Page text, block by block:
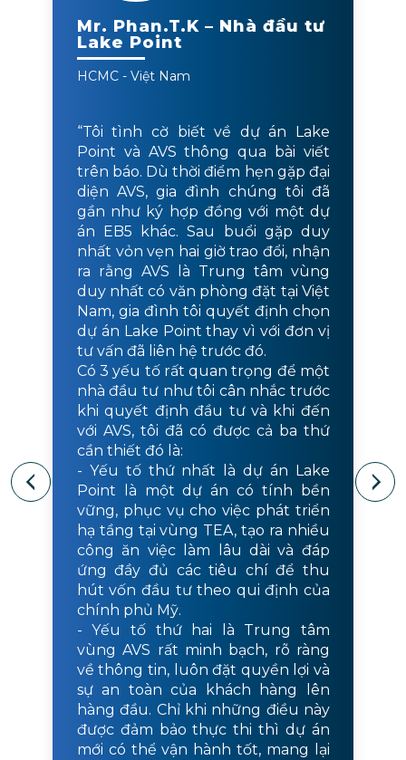
Mr. Phan.T.K – Nhà đầu tư
Lake Point
HCMC - Việt Nam
“Tôi tình cờ biết về dự án Lake
Point và AVS thông qua bài viết
trên báo. Dù thời điểm hẹn gặp đại
diện AVS, gia đình chúng tôi đã
gần như ký hợp đồng với một dự
án EB5 khác. Sau buổi gặp duy
nhất vỏn vẹn hai giờ trao đổi, nhận
ra rằng AVS là Trung tâm vùng
duy nhất có văn phòng đặt tại Việt
Nam, gia đình tôi quyết định chọn
dự án Lake Point thay vì với đơn vị
tư vấn đã liên hệ trước đó.
Có 3 yếu tố rất quan trọng để một
nhà đầu tư như tôi cân nhắc trước
khi quyết định đầu tư và khi đến
với AVS, tôi đã có được cả ba thứ
cần thiết đó là:
- Yếu tố thứ nhất là dự án Lake
Point là một dự án có tính bền
vững, phục vụ cho việc phát triển
hạ tầng tại vùng TEA, tạo ra nhiều
công ăn việc làm lâu dài và đáp
ứng đầy đủ các tiêu chí để thu
hút vốn đầu tư theo qui định của
chính phủ Mỹ.
- Yếu tố thứ hai là Trung tâm
vùng AVS rất minh bạch, rõ ràng
về thông tin, luôn đặt quyền lợi và
sự an toàn của khách hàng lên
hàng đầu. Chỉ khi những điều này
được đảm bảo thực thi thì dự án
mới có thể vận hành tốt, mang lại